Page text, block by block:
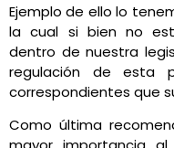
Ejemplo de ello lo
la cual si bien no
dentro de nuestra
regulación de esta
correspondientes que
Como última